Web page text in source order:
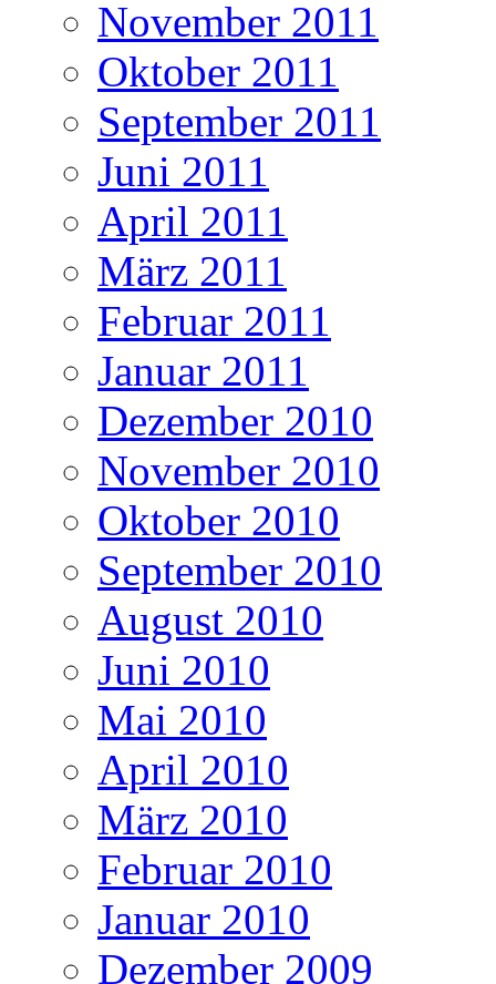
November 2011
Oktober 2011
September 2011
Juni 2011
April 2011
März 2011
Februar 2011
Januar 2011
Dezember 2010
November 2010
Oktober 2010
September 2010
August 2010
Juni 2010
Mai 2010
April 2010
März 2010
Februar 2010
Januar 2010
Dezember 2009